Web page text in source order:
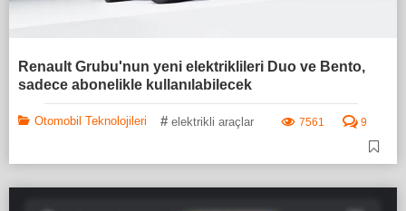
Renault Grubu'nun yeni elektriklileri Duo ve Bento,
sadece abonelikle kullanılabilecek
Otomobil Teknolojileri # elektrikli araçlar 7561 9